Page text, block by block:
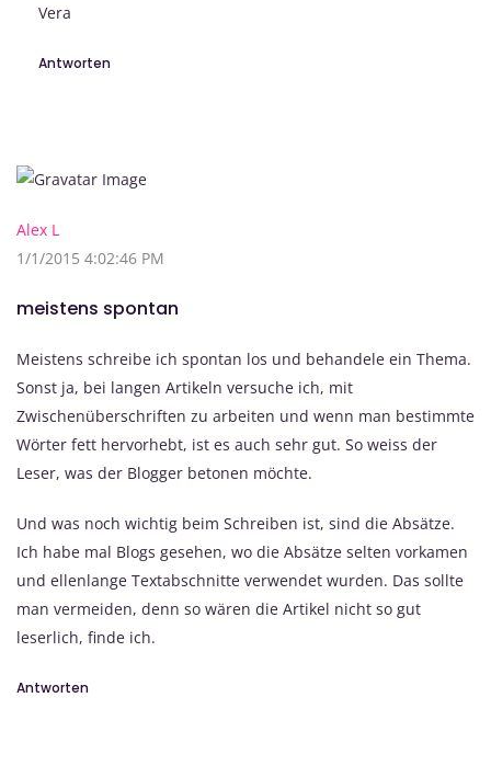
Vera
Antworten
Alex L
1/1/2015 4:02:46 PM
meistens spontan
Meistens schreibe ich spontan los und behandele ein Thema.
Sonst ja, bei langen Artikeln versuche ich, mit
Zwischenüberschriften zu arbeiten und wenn man bestimmte
Wörter fett hervorhebt, ist es auch sehr gut. So weiss der
Leser, was der Blogger betonen möchte.
Und was noch wichtig beim Schreiben ist, sind die Absätze.
Ich habe mal Blogs gesehen, wo die Absätze selten vorkamen
und ellenlange Textabschnitte verwendet wurden. Das sollte
man vermeiden, denn so wären die Artikel nicht so gut
leserlich, finde ich.
Antworten